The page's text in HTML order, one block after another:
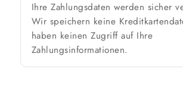
Ihre Zahlungsdaten werden sicher
Wir speichern keine
haben keinen Zugriff auf Ihre
Zahlungsinformationen.